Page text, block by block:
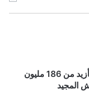
عامل إقليم صفرو يطلق ويدشن مشاريع تنموية بأزيد من 186 مليون
المجيد